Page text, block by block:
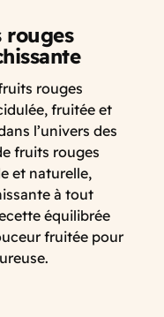
rouges
rouges
fruitée et
l’univers des
fruits rouges
et naturelle,
à tout
équilibrée
fruitée pour